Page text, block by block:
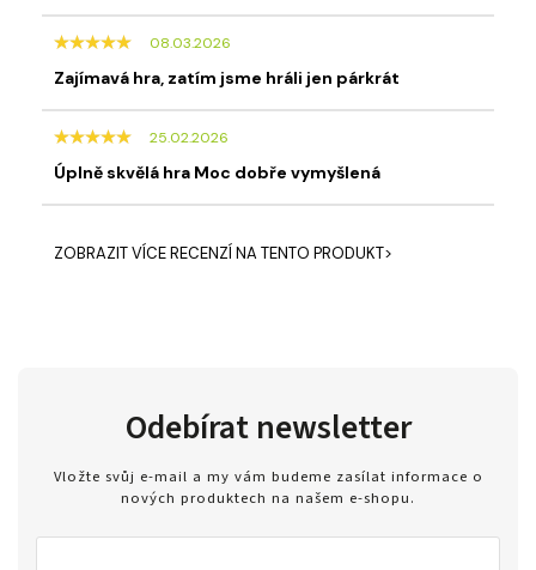
08.03.2026
Zajímavá hra, zatím jsme hráli jen párkrát
25.02.2026
Úplně skvělá hra Moc dobře vymyšlená
ZOBRAZIT VÍCE RECENZÍ NA TENTO PRODUKT>
Odebírat newsletter
Vložte svůj e-mail a my vám budeme zasílat informace o
nových produktech na našem e-shopu.